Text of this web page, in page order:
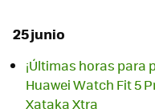
25 junio
¡Últimas horas para
Huawei Watch Fit 5
Xataka Xtra